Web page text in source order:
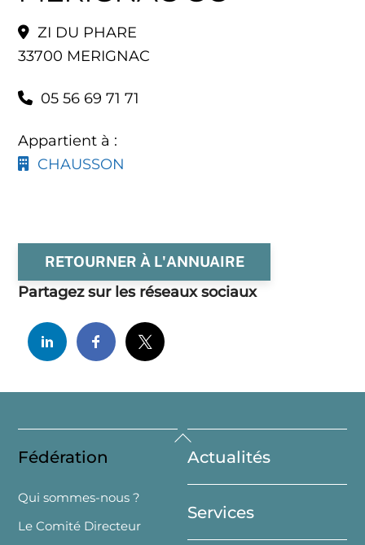
ZI DU PHARE
33700 MERIGNAC
05 56 69 71 71
Appartient à :
CHAUSSON
RETOURNER À L'ANNUAIRE
Partagez sur les réseaux sociaux
Back
To
Top
Fédération
Qui sommes-nous ?
Le Comité Directeur
Actualités
Services